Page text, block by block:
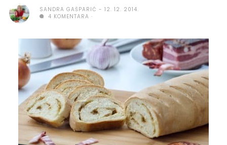
SANDRA GAŠPARIĆ
12. 12. 2014.
4 KOMENTARA